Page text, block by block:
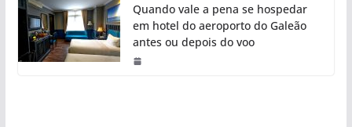
Quando vale a pena se hospedar
em hotel do aeroporto do Galeão
antes ou depois do voo